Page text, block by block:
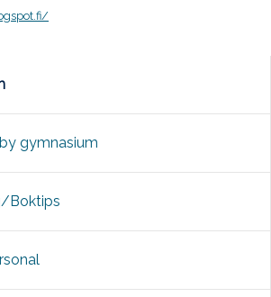
gymnasium
Boktips